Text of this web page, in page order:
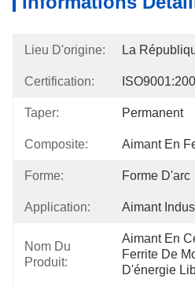
Lieu D'origine: La
Certification:
Taper: Permanent
Composite: Aimant En
Forme: Forme D'arc
Application: Aimant
Nom Du
Produit:
Aimant En
Ferrite De
D'énergie